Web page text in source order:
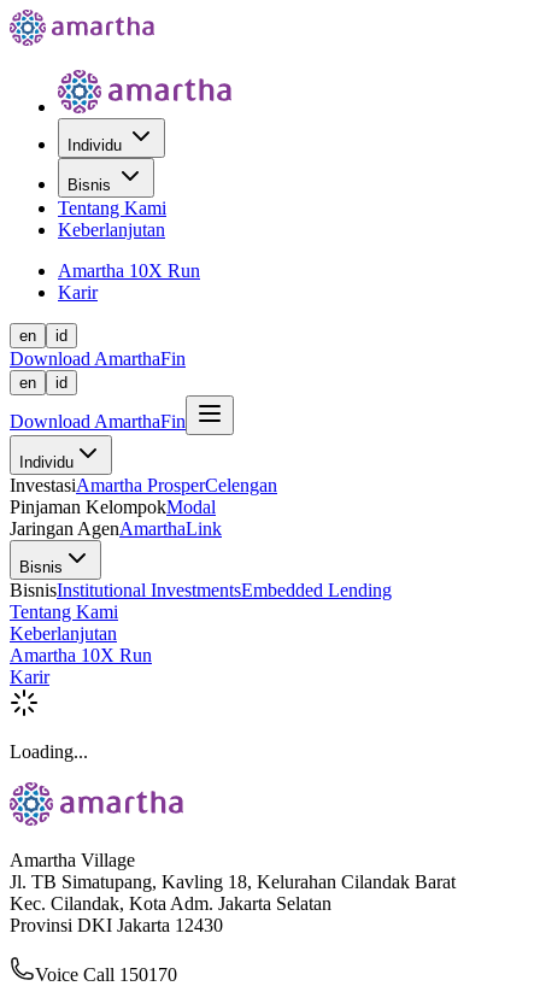
Individu
Bisnis
Tentang Kami
Keberlanjutan
Amartha 10X Run
Karir
en id
Download AmarthaFin
en id
Download AmarthaFin
Individu
InvestasiAmartha ProsperCelengan
Pinjaman KelompokModal
Jaringan AgenAmarthaLink
Bisnis
BisnisInstitutional InvestmentsEmbedded Lending
Tentang Kami
Keberlanjutan
Amartha 10X Run
Karir
Loading...
Amartha Village
Jl. TB Simatupang, Kavling 18, Kelurahan Cilandak Barat
Kec. Cilandak, Kota Adm. Jakarta Selatan
Provinsi DKI Jakarta 12430
Voice Call 150170